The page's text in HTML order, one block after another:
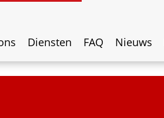
Diensten FAQ Nieuws